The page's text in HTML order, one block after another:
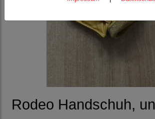
Rodeo Handschuh,